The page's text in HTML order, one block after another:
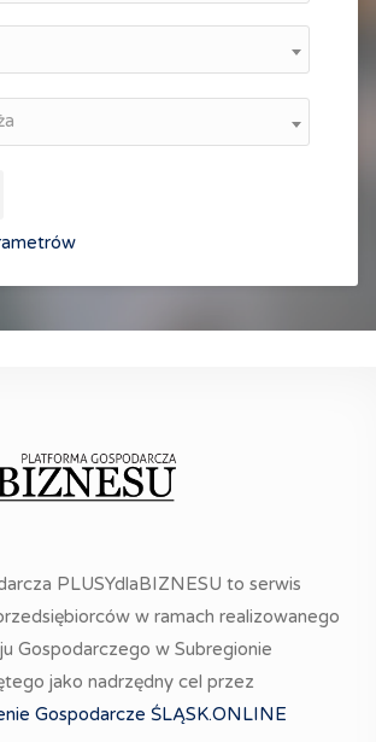
PLUSYdlaBIZNESU to serwis
w ramach realizowanego
Gospodarczego w Subregionie
jako nadrzędny cel przez
Gospodarcze ŚLĄSK.ONLINE